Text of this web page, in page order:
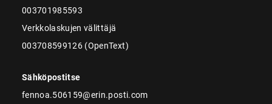
003701985593
Verkkolaskujen välittäjä
003708599126 (OpenText)
Sähköpostitse
fennoa.506159@erin.posti.com